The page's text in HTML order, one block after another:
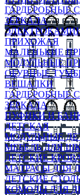
ГАРДЕРОБНЫЕ
ЗЕРКАЛА
ПРИХОЖАЯ
МАЛЕНЬКИЕ
МОДУЛЬНЫЕ
ОБУВНЫЕ
ВЕШАЛКИ
ГАРДЕРОБНЫЕ
ЗЕРКАЛА
ПУФИКИ И
ДЕТСКАЯ
МОДУЛЬНЫЕ
МЕБЕЛЬ ДЛЯ
ДЕТСКИЕ
МАТРАСЫ ДЛЯ
ДЕТСКИЕ
КОМОДЫ ДЛЯ